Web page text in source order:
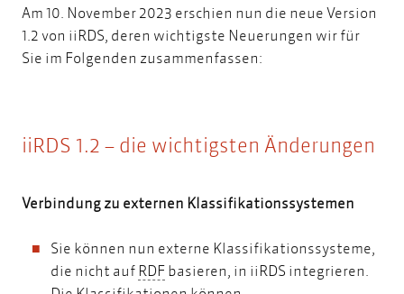
Am 10. November 2023 erschien nun die neue Version
1.2 von iiRDS, deren wichtigste Neuerungen wir für
Sie im Folgenden zusammenfassen:
iiRDS 1.2 – die wichtigsten Änderungen
Verbindung zu externen Klassifikationssystemen
Sie können nun externe Klassifikationssysteme,
die nicht auf RDFRDF
basieren, in iiRDS integrieren.